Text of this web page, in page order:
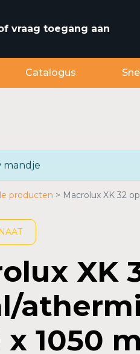
vraag toegang aan
Catalogus
mandje
producten Macrolux XK 32
XK
x 1050